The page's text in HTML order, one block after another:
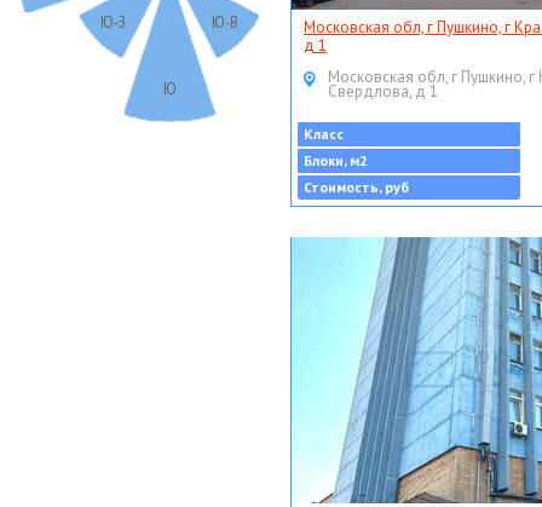
Ю-В
Ю
Ю-З
Московская обл, г Пушкино, г
д 1
Московская обл, г Пушкино, г
Свердлова, д 1
Класс
Блоки, м2
Стоимость, руб